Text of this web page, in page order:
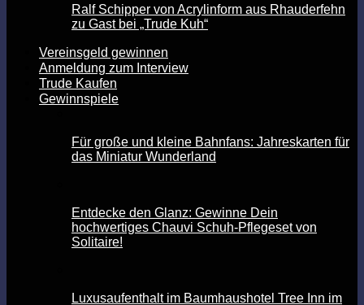
Ralf Schipper von Acrylinform aus Rhauderfehn
zu Gast bei „Trude Kuh“
Vereinsgeld gewinnen
Anmeldung zum Interview
Trude Kaufen
Gewinnspiele
Für große und kleine Bahnfans: Jahreskarten für
das Miniatur Wunderland
Entdecke den Glanz: Gewinne Dein
hochwertiges Chauvi Schuh-Pflegeset von
Solitaire!
Luxusaufenthalt im Baumhaushotel Tree Inn im